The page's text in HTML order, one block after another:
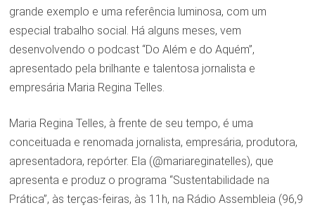
grande exemplo e uma referência luminosa, com um
especial trabalho social. Há alguns meses, vem
desenvolvendo o podcast “Do Além e do Aquém”,
apresentado pela brilhante e talentosa jornalista e
empresária Maria Regina Telles.
Maria Regina Telles, à frente de seu tempo, é uma
conceituada e renomada jornalista, empresária, produtora,
apresentadora, repórter. Ela (@mariareginatelles), que
apresenta e produz o programa “Sustentabilidade na
Prática”, às terças-feiras, às 11h, na Rádio Assembleia (96,9